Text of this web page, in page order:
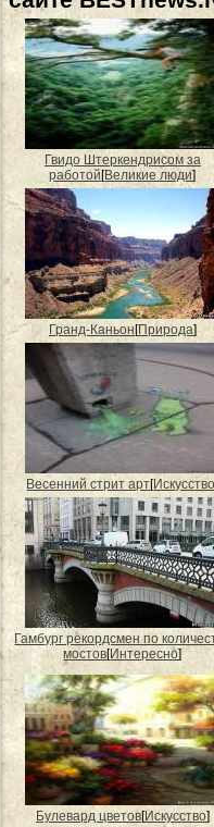
Гвидо Штеркендрисом за
работой [Великие люди]
Гранд-Каньон [Природа]
Весенний стрит арт[
Гамбург рекордсмен по
мостов[Интересно]
Булевард цветов[Искусство]